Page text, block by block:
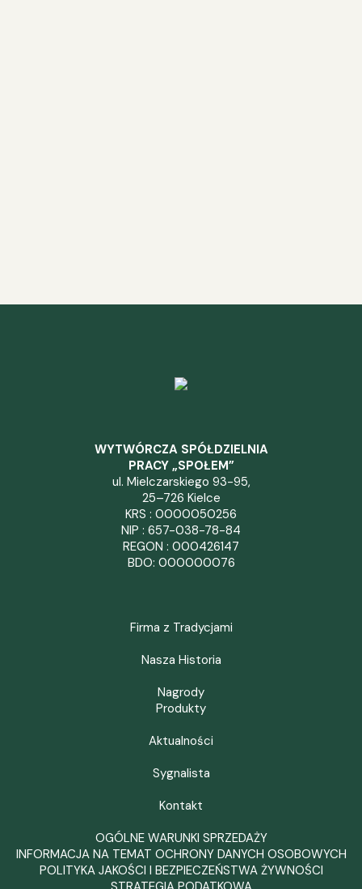
WYTWÓRCZA SPÓŁDZIELNIA
PRACY „SPOŁEM”
ul. Mielczarskiego 93-95,
25–726 Kielce
KRS : 0000050256
NIP : 657-038-78-84
REGON : 000426147
BDO: 000000076
Firma z Tradycjami
Nasza Historia
Nagrody
Produkty
Aktualności
Sygnalista
Kontakt
OGÓLNE WARUNKI SPRZEDAŻY
INFORMACJA NA TEMAT OCHRONY DANYCH OSOBOWYCH
POLITYKA JAKOŚCI I BEZPIECZEŃSTWA ŻYWNOŚCI